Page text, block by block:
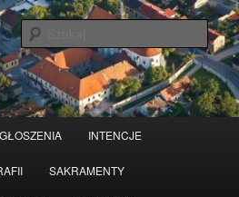
INTENCJE
SAKRAMENTY
Czytaj więcej odrzuć